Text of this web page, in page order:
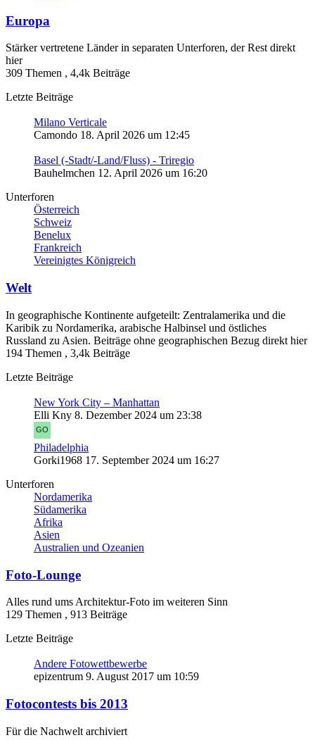
Europa
Stärker vertretene Länder in separaten Unterforen, der Rest direkt
hier
309 Themen , 4,4k Beiträge
Letzte Beiträge
Milano Verticale
Camondo 18. April 2026 um 12:45
Basel (-Stadt/-Land/Fluss) - Triregio
Bauhelmchen 12. April 2026 um 16:20
Unterforen
Österreich
Schweiz
Benelux
Frankreich
Vereinigtes Königreich
Welt
In geographische Kontinente aufgeteilt: Zentralamerika und die
Karibik zu Nordamerika, arabische Halbinsel und östliches
Russland zu Asien. Beiträge ohne geographischen Bezug direkt hier
194 Themen , 3,4k Beiträge
Letzte Beiträge
New York City – Manhattan
Elli Kny 8. Dezember 2024 um 23:38
Philadelphia
Gorki1968 17. September 2024 um 16:27
Unterforen
Nordamerika
Südamerika
Afrika
Asien
Australien und Ozeanien
Foto-Lounge
Alles rund ums Architektur-Foto im weiteren Sinn
129 Themen , 913 Beiträge
Letzte Beiträge
Andere Fotowettbewerbe
epizentrum 9. August 2017 um 10:59
Fotocontests bis 2013
Für die Nachwelt archiviert